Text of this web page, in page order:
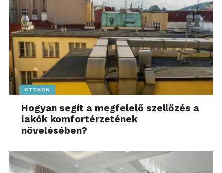
OTTHON
Hogyan segít a megfelelő szellőzés a
lakók komfortérzetének
növelésében?